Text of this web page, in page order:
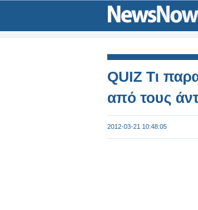
QUIZ Τι
από τους
2012-03-21 10:48:05